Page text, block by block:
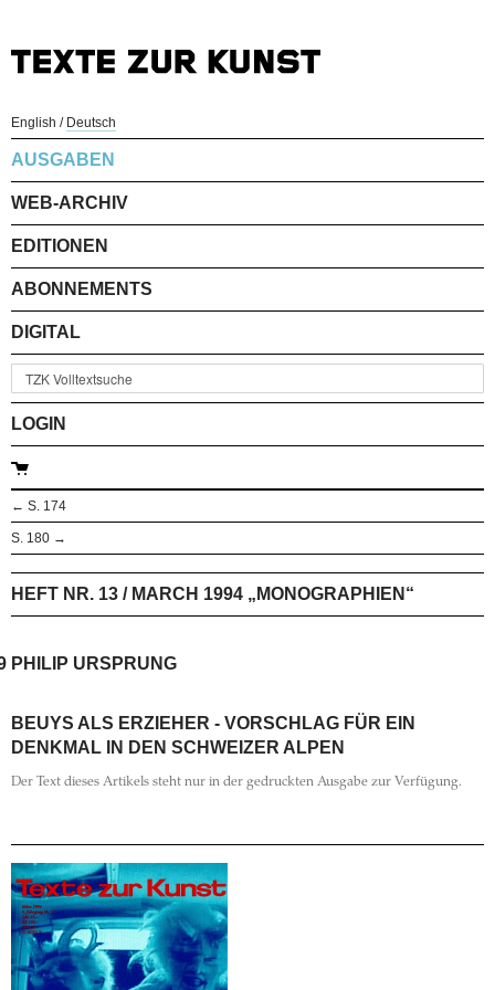
English / Deutsch
AUSGABEN
WEB-ARCHIV
EDITIONEN
ABONNEMENTS
DIGITAL
LOGIN
← S. 174
S. 180 →
HEFT NR. 13 / MARCH 1994 „MONOGRAPHIEN“
PHILIP URSPRUNG
BEUYS ALS ERZIEHER - VORSCHLAG FÜR EIN
DENKMAL IN DEN SCHWEIZER ALPEN
Der Text dieses Artikels steht nur in der gedruckten Ausgabe zur Verfügung.